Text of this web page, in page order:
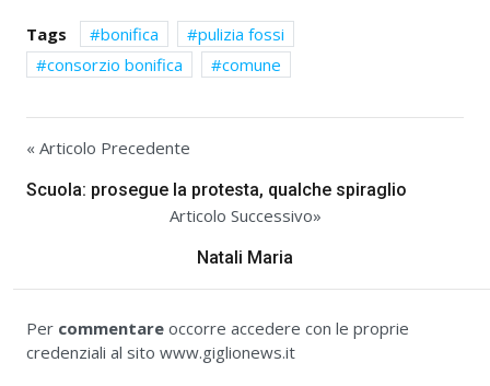
Tags bonifica
pulizia fossi
consorzio bonifica
comune
« Articolo Precedente
Scuola: prosegue la protesta, qualche spiraglio
Articolo Successivo»
Natali Maria
Per commentare occorre accedere con le proprie
credenziali al sito www.giglionews.it